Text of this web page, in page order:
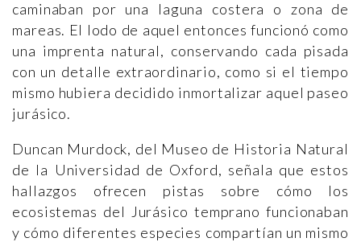
caminaban por una laguna costera o zona de
mareas. El lodo de aquel entonces funcionó como
una imprenta natural, conservando cada pisada
con un detalle extraordinario, como si el tiempo
mismo hubiera decidido inmortalizar aquel paseo
jurásico.
Duncan Murdock, del Museo de Historia Natural
de la Universidad de Oxford, señala que estos
hallazgos ofrecen pistas sobre cómo los
ecosistemas del Jurásico temprano funcionaban
y cómo diferentes especies compartían un mismo